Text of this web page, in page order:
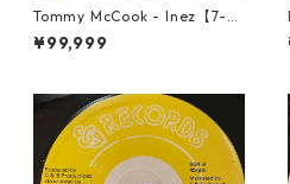
Tommy McCook - Inez【7-21
840】
¥99,999